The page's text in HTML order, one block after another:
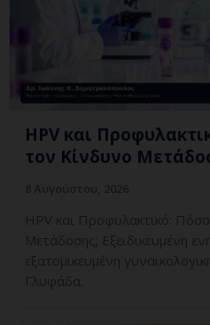
HPV και
τον Κίνδυνο
HPV και Προφυλακτικό:
Μετάδοσης; Εξειδικευμένη
εξατομικευμένη
Γλυφάδα.